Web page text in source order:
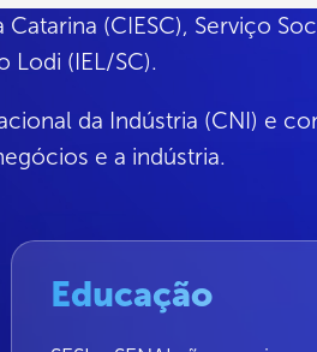
(CIESC), Serviço
Lodi (IEL/SC).
da Indústria (CNI) e
e a indústria.
Educação